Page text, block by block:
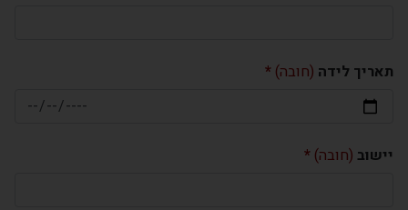
תאריך לידה (חובה)
יישוב (חובה)